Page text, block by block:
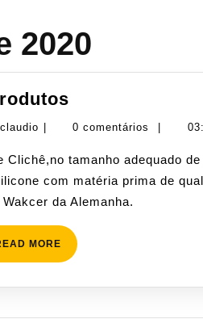
2020
Produtos
claudio claudio0 comentários
com matéria prima de
da Alemanha.
MOREREAD
MORE